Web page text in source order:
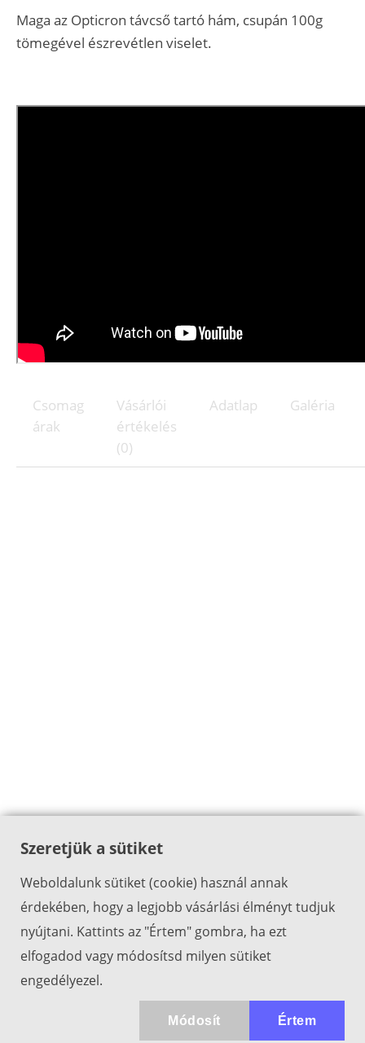
Maga az Opticron távcső tartó hám, csupán 100g
tömegével észrevétlen viselet.
Csomag
árak
Vásárlói
értékelés
(0)
Adatlap Galéria
Szeretjük a sütiket
Weboldalunk sütiket (cookie) használ annak
érdekében, hogy a legjobb vásárlási élményt tudjuk
nyújtani. Kattints az "Értem" gombra, ha ezt
elfogadod vagy módosítsd milyen sütiket
engedélyezel.
Értem
Módosít